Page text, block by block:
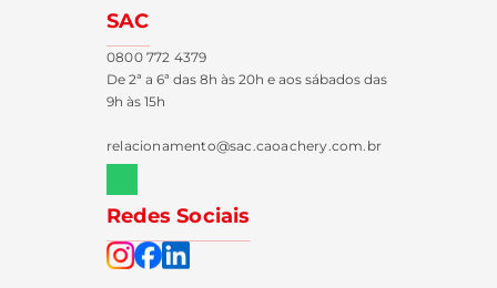
SAC
0800 772 4379
De 2ª a 6ª das 8h às 20h e aos sábados das
9h às 15h
relacionamento@sac.caoachery.com.br
Redes Sociais